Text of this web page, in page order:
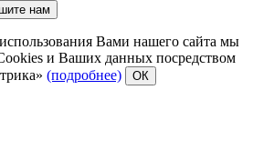
нам
Вами нашего сайта мы
и Ваших данных посредством
(подробнее) ОК